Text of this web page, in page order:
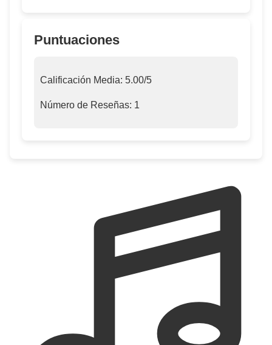
Puntuaciones
Calificación Media: 5.00/5
Número de Reseñas: 1